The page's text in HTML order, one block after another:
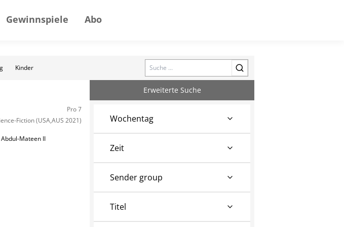
Gewinnspiele Abo
Kinder Search
Pro 7
Fiction(USA,AUS 2021)
Mateen II
Erweiterte Suche
Wochentag
Zeit
Sender group
Titel